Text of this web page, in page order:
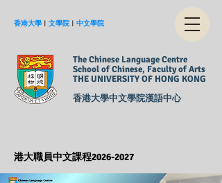
香港大學 ︱ 文學院 ︱ 中文學院
The Chinese Language Centre
School of Chinese, Faculty of Arts
THE UNIVERSITY OF HONG KONG
香港大學中文學院漢語中心
港大職員中文課程2026-2027